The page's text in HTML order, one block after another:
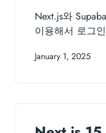
Next.js와
이용해서 로그
January 1, 2025